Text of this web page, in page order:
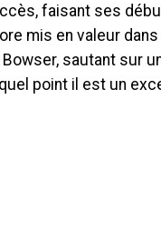
faisant ses
mis en valeur
sautant sur
point il est un